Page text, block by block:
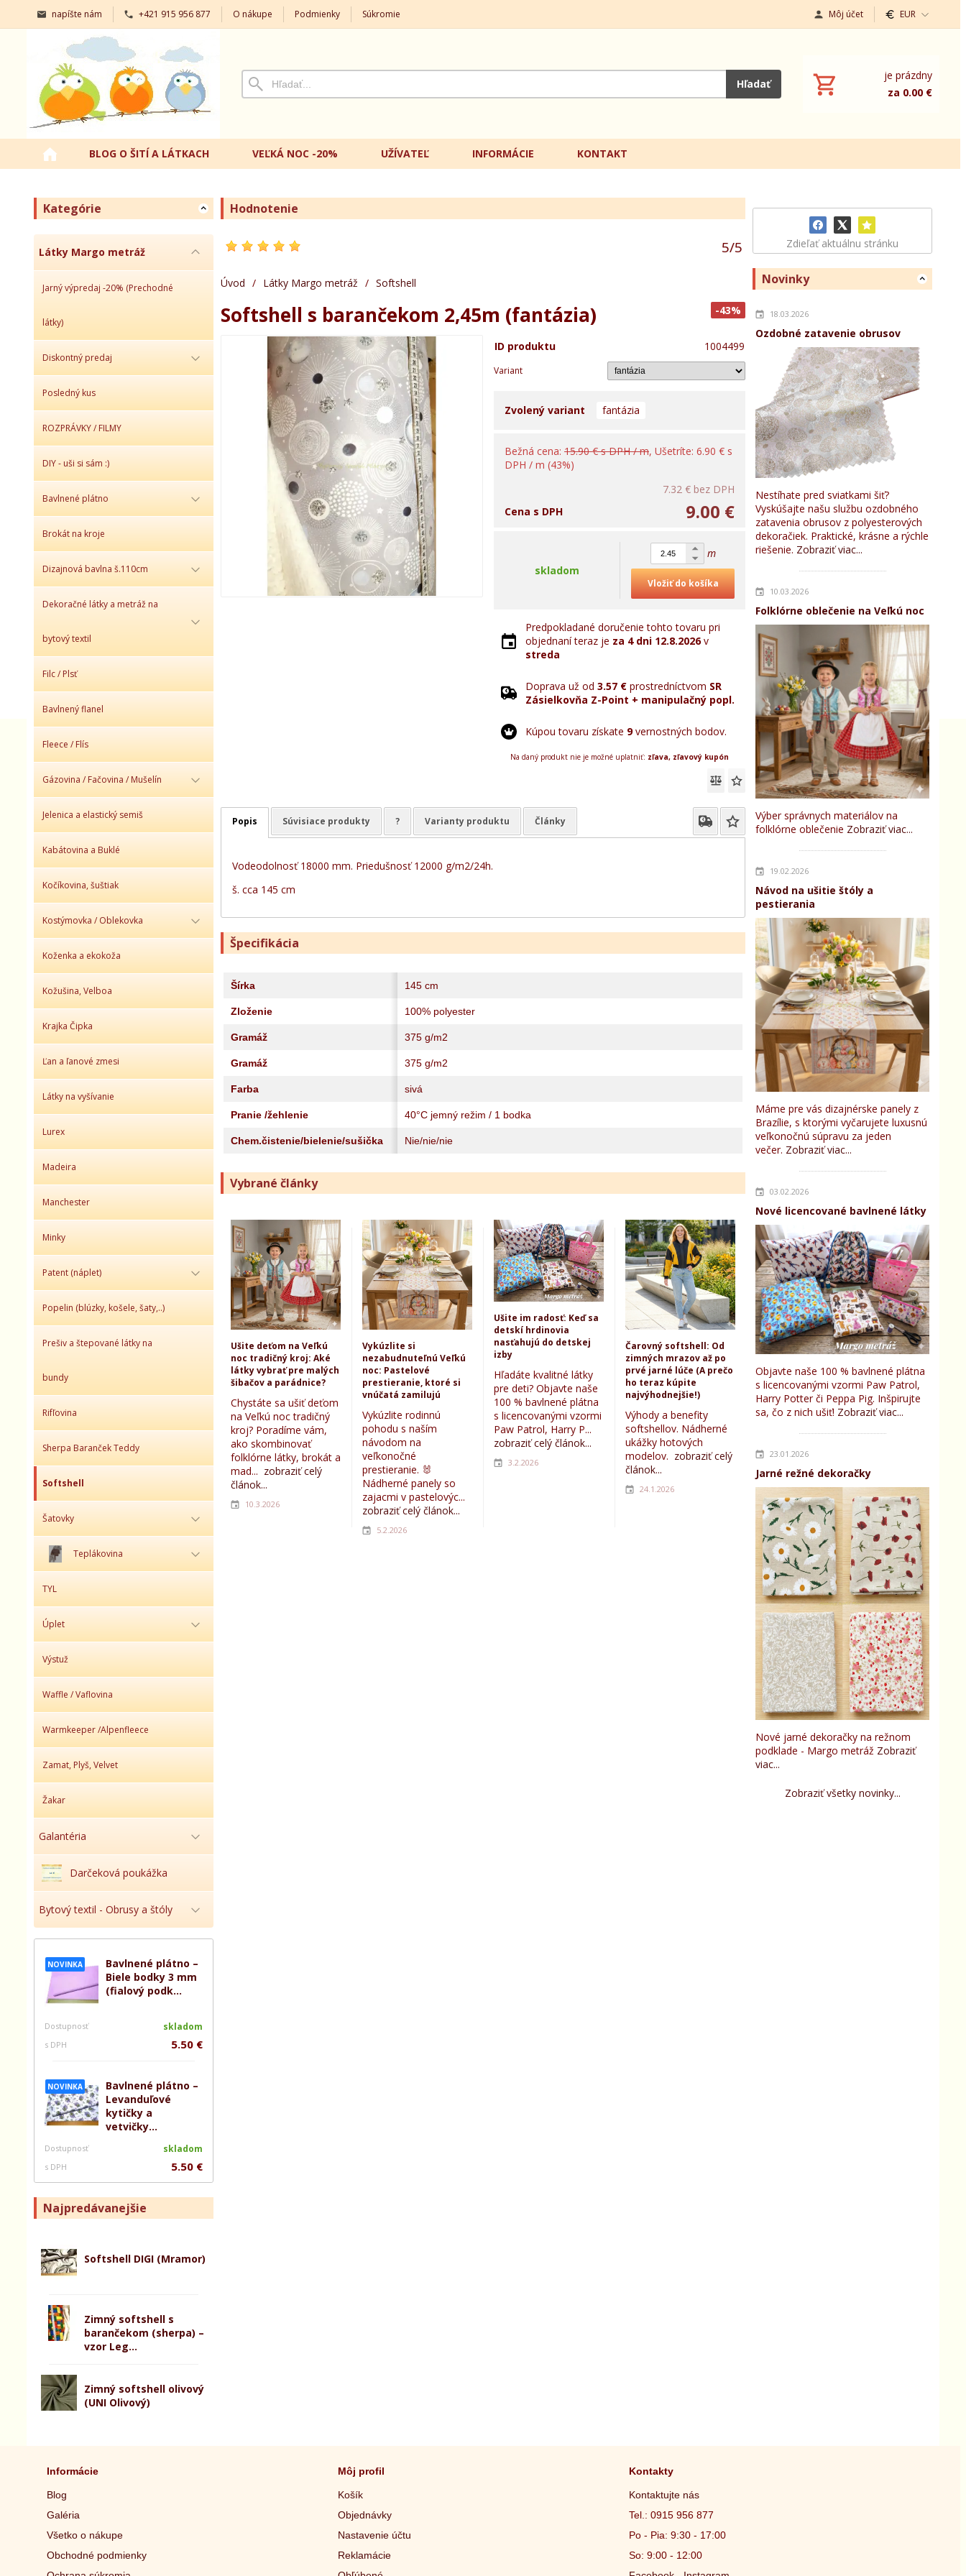
napíšte nám +421 915 956 877 O nákupe Podmienky Súkromie Môj účet EUR
Hľadať
je prázdny
za 0.00 €
BLOG O ŠITÍ A LÁTKACH VEĽKÁ NOC -20% UŽÍVATEĽ INFORMÁCIE KONTAKT
Kategórie
Látky Margo metráž
Jarný výpredaj -20% (Prechodné
látky)
Diskontný predaj
Posledný kus
ROZPRÁVKY / FILMY
DIY - uši si sám :)
Bavlnené plátno
Brokát na kroje
Dizajnová bavlna š.110cm
Dekoračné látky a metráž na
bytový textil
Filc / Plsť
Bavlnený flanel
Fleece / Flís
Gázovina / Fačovina / Mušelín
Jelenica a elastický semiš
Kabátovina a Buklé
Kočíkovina, šuštiak
Kostýmovka / Oblekovka
Koženka a ekokoža
Kožušina, Velboa
Krajka Čipka
Ľan a ľanové zmesi
Látky na vyšívanie
Lurex
Madeira
Manchester
Minky
Patent (náplet)
Popelin (blúzky, košele, šaty,..)
Prešiv a štepované látky na
bundy
Rifľovina
Sherpa Baranček Teddy
Softshell
Šatovky
Teplákovina
TYL
Úplet
Výstuž
Waffle / Vaflovina
Warmkeeper /Alpenfleece
Zamat, Plyš, Velvet
Žakar
Galantéria
Darčeková poukážka
Bytový textil - Obrusy a štóly
NOVINKA
Bavlnené plátno –
Biele bodky 3 mm
(fialový podk...
Dostupnosť skladom
s DPH 5.50 €
NOVINKA
Bavlnené plátno –
Levanduľové
kytičky a
vetvičky...
Dostupnosť skladom
s DPH 5.50 €
Najpredávanejšie
Softshell DIGI (Mramor)
Zimný softshell s
barančekom (sherpa) –
vzor Leg...
Zimný softshell olivový
(UNI Olivový)
Zdieľať aktuálnu stránku
Novinky
18.03.2026
Ozdobné zatavenie obrusov
Nestíhate pred sviatkami šiť?
Vyskúšajte našu službu ozdobného
zatavenia obrusov z polyesterových
dekoračiek. Praktické, krásne a rýchle
riešenie. Zobraziť viac...
10.03.2026
Folklórne oblečenie na Veľkú noc
Výber správnych materiálov na
folklórne oblečenie Zobraziť viac...
19.02.2026
Návod na ušitie štóly a
pestierania
Máme pre vás dizajnérske panely z
Brazílie, s ktorými vyčarujete luxusnú
veľkonočnú súpravu za jeden
večer. Zobraziť viac...
03.02.2026
Nové licencované bavlnené látky
Objavte naše 100 % bavlnené plátna
s licencovanými vzormi Paw Patrol,
Harry Potter či Peppa Pig. Inšpirujte
sa, čo z nich ušiť! Zobraziť viac...
23.01.2026
Jarné režné dekoračky
Nové jarné dekoračky na režnom
podklade - Margo metráž Zobraziť
viac...
Zobraziť všetky novinky...
Hodnotenie
5/5
Úvod / Látky Margo metráž / Softshell
-43%
Softshell s barančekom 2,45m (fantázia)
ID produktu 1004499
Variant
Zvolený variant fantázia
Bežná cena: 15.90 € s DPH / m, Ušetríte: 6.90 € s
DPH / m (43%)
7.32 € bez DPH
9.00 €
Cena s DPH
skladom
m
Vložiť do košíka
Predpokladané doručenie tohto tovaru pri
objednaní teraz je za 4 dni 12.8.2026v
streda
Doprava už od 3.57 € prostredníctvom SR
Zásielkovňa Z-Point + manipulačný popl.
Kúpou tovaru získate 9vernostných bodov.
Na daný produkt nie je možné uplatniť: zľava, zľavový kupón
Popis Súvisiace produkty ? Varianty produktu Články
Vodeodolnosť 18000 mm. Priedušnosť 12000 g/m2/24h.
š. cca 145 cm
Špecifikácia
Šírka 145 cm
Zloženie 100% polyester
Gramáž 375 g/m2
Gramáž 375 g/m2
Farba sivá
Pranie /žehlenie 40°C jemný režim / 1 bodka
Chem.čistenie/bielenie/sušička Nie/nie/nie
Vybrané články
Ušite deťom na Veľkú
noc tradičný kroj: Aké
látky vybrať pre malých
šibačov a parádnice?
Chystáte sa ušiť deťom
na Veľkú noc tradičný
kroj? Poradíme vám,
ako skombinovať
folklórne látky, brokát a
mad... zobraziť celý
článok...
10.3.2026
Vykúzlite si
nezabudnuteľnú Veľkú
noc: Pastelové
prestieranie, ktoré si
vnúčatá zamilujú
Vykúzlite rodinnú
pohodu s naším
návodom na
veľkonočné
prestieranie. 🐰
Nádherné panely so
zajacmi v pastelovýc...
zobraziť celý článok...
5.2.2026
Ušite im radosť: Keď sa
detskí hrdinovia
nasťahujú do detskej
izby
Hľadáte kvalitné látky
pre deti? Objavte naše
100 % bavlnené plátna
s licencovanými vzormi
Paw Patrol, Harry P...
zobraziť celý článok...
3.2.2026
Čarovný softshell: Od
zimných mrazov až po
prvé jarné lúče (A prečo
ho teraz kúpite
najvýhodnejšie!)
Výhody a benefity
softshellov. Nádherné
ukážky hotových
modelov. zobraziť celý
článok...
24.1.2026
Informácie
Blog
Galéria
Všetko o nákupe
Obchodné podmienky
Môj profil
Košík
Objednávky
Nastavenie účtu
Reklamácie
Kontakty
Kontaktujte nás
Tel.: 0915 956 877
Po - Pia: 9:30 - 17:00
So: 9:00 - 12:00